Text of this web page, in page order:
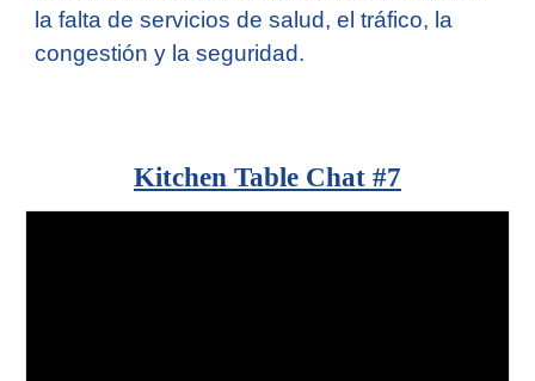
la falta de servicios de salud, el tráfico, la
congestión y la seguridad.
Kitchen Table Chat #7